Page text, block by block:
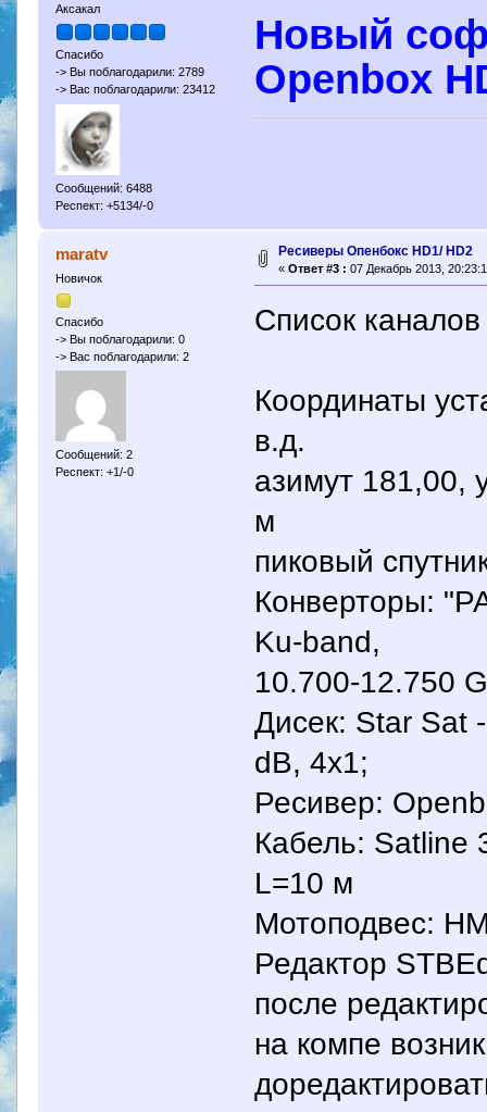
Аксакал
Спасибо
-> Вы поблагодарили: 2789
-> Вас поблагодарили: 23412
Сообщений: 6488
Респект: +5134/-0
Новый
Openbox
maratv
Новичок
Спасибо
-> Вы поблагодарили: 0
-> Вас поблагодарили: 2
Сообщений: 2
Респект: +1/-0
Ресиверы Опенбокс HD1/ HD2
« Ответ #3 : 07 Декабрь 2013,
Список
Координаты
в.д.
азимут 181,00,
м
пиковый
Конверторы:
Ku-band,
10.700-12.750
Дисек: Star Sat
dB, 4х1;
Ресивер:
Кабель: Satline
L=10 м
Мотоподвес:
Редактор
после
на компе